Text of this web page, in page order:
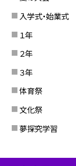
入学式・始業式
１年
２年
３年
体育祭
文化祭
夢探究学習